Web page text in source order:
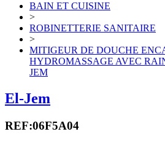
BAIN ET CUISINE
>
ROBINETTERIE SANITAIRE
>
MITIGEUR DE DOUCHE
HYDROMASSAGE AVEC
JEM
El-Jem
REF:06F5A04